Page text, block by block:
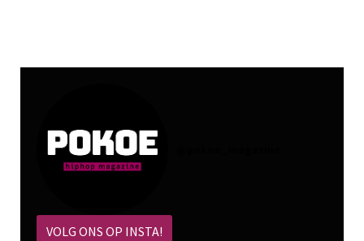
VOLG ONS OP INSTA!